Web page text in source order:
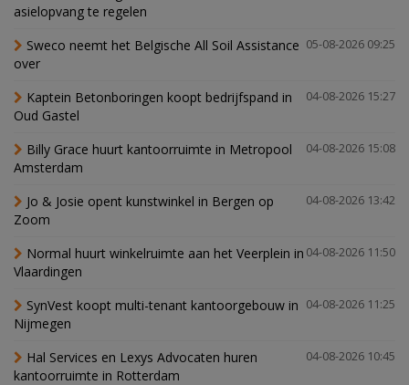
asielopvang te regelen
05-08-2026 09:25
Sweco neemt het Belgische All Soil Assistance
over
04-08-2026 15:27
Kaptein Betonboringen koopt bedrijfspand in
Oud Gastel
04-08-2026 15:08
Billy Grace huurt kantoorruimte in Metropool
Amsterdam
04-08-2026 13:42
Jo & Josie opent kunstwinkel in Bergen op
Zoom
04-08-2026 11:50
Normal huurt winkelruimte aan het Veerplein in
Vlaardingen
04-08-2026 11:25
SynVest koopt multi-tenant kantoorgebouw in
Nijmegen
04-08-2026 10:45
Hal Services en Lexys Advocaten huren
kantoorruimte in Rotterdam